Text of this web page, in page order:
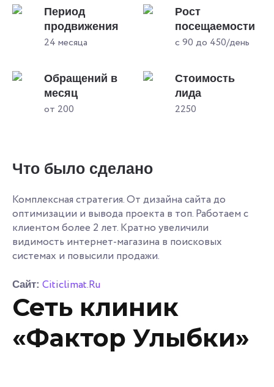
Период
продвижения
24 месяца
Рост
посещаемости
с 90 до 450/день
Обращений в
месяц
от 200
Стоимость
лида
2250
Что было сделано
Комплексная стратегия. От дизайна сайта до
оптимизации и вывода проекта в топ. Работаем с
клиентом более 2 лет. Кратно увеличили
видимость интернет-магазина в поисковых
системах и повысили продажи.
Сайт: Citiclimat.Ru
Сеть клиник
«Фактор Улыбки»